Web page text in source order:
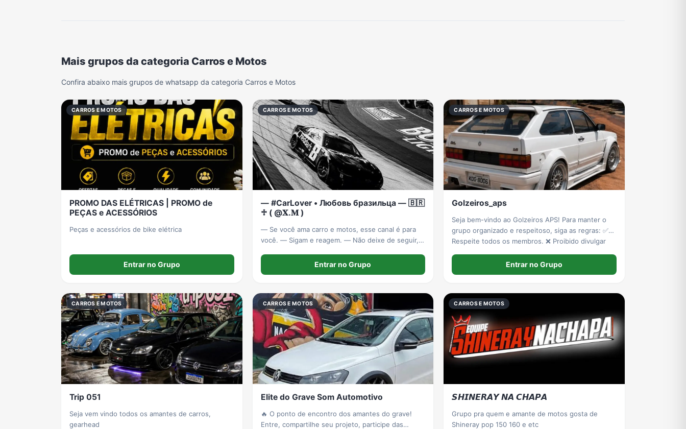
Mais grupos da categoria Carros e Motos
Confira abaixo mais grupos de whatsapp da categoria Carros e Motos
CARROS E MOTOS
PROMO DAS ELÉTRICAS | PROMO de
PEÇAS e ACESSÓRIOS
Peças e acessórios de bike elétrica
Entrar no Grupo
CARROS E MOTOS
— #CarLover • Любовь бразильца — 🇧🇷
♱ ( @𝐗.𝐌 )
— Se você ama carro e motos, esse canal é para
você. — Sigam e reagem. — Não deixe de seguir,
Entrar no Grupo
CARROS E MOTOS
Golzeiros_aps
Seja bem-vindo ao Golzeiros APS! Para manter o
grupo organizado e respeitoso, siga as regras: ✅
Respeite todos os membros. ❌ Proibido divulgar
🚗 Vendas de carros e peça
Entrar no Grupo
CARROS E MOTOS
Trip 051
Seja vem vindo todos os amantes de carros,
gearhead
CARROS E MOTOS
Elite do Grave Som Automotivo
🔥 O ponto de encontro dos amantes do grave!
Entre, compartilhe seu projeto, participe das
CARROS E MOTOS
𝙎𝙃𝙄𝙉𝙀𝙍𝘼𝙔 𝙉𝘼 𝘾𝙃𝘼𝙋𝘼
Grupo pra quem e amante de motos gosta de
Shineray pop 150 160 e etc